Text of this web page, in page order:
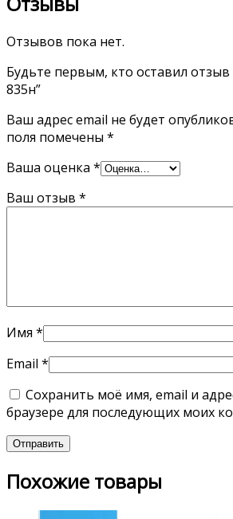
Отзывов пока нет.
Будьте первым, кто оставил
835н”
Ваш адрес email не будет
поля помечены *
Ваша оценка *
Ваш отзыв *
Имя *
Email *
Сохранить моё имя, email и
браузере для последующих моих
Похожие товары